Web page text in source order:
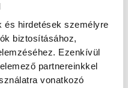
és hirdetések személyre
biztosításához,
Ezenkívül
partnereinkkel
vonatkozó
5. 18:30
MÁRCIUS 15.
RÉSZLETEK